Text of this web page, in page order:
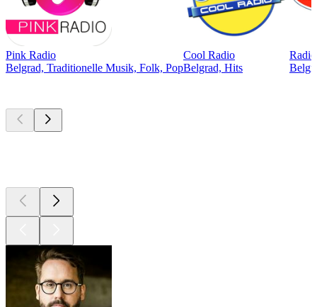
Pink Radio
Belgrad, Traditionelle Musik, Folk, Pop
Cool Radio
Belgrad, Hits